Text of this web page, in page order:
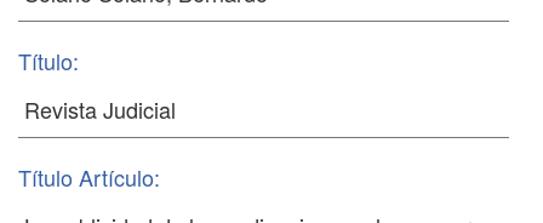
Título:
Título Artículo: